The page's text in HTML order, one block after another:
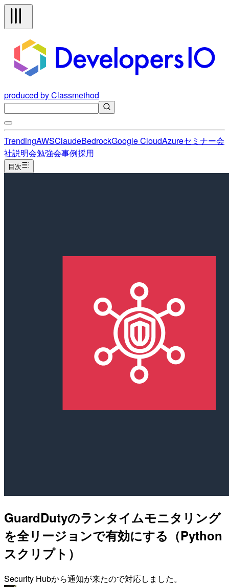
produced by Classmethod
TrendingAWSClaudeBedrockGoogle CloudAzureセミナー会
社説明会勉強会事例採用
目次
GuardDutyのランタイムモニタリング
を全リージョンで有効にする（Python
スクリプト）
Security Hubから通知が来たので対応しました。